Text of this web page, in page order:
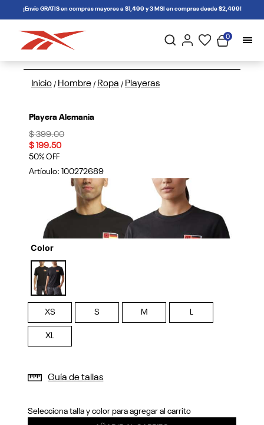
connectif¡Envío GRATIS en compras mayores a $1,499 y 3 MSI en compras desde $2,499!
0
Inicio / Hombre / Ropa / Playeras
Playera Alemania
Price reduced from
$ 399.00to
$ 199.50
50% OFF
Artículo: 100272689
Previous
Color
selected
XS S M L
XL
Guía de tallas
Selecciona talla y color para agregar al carrito